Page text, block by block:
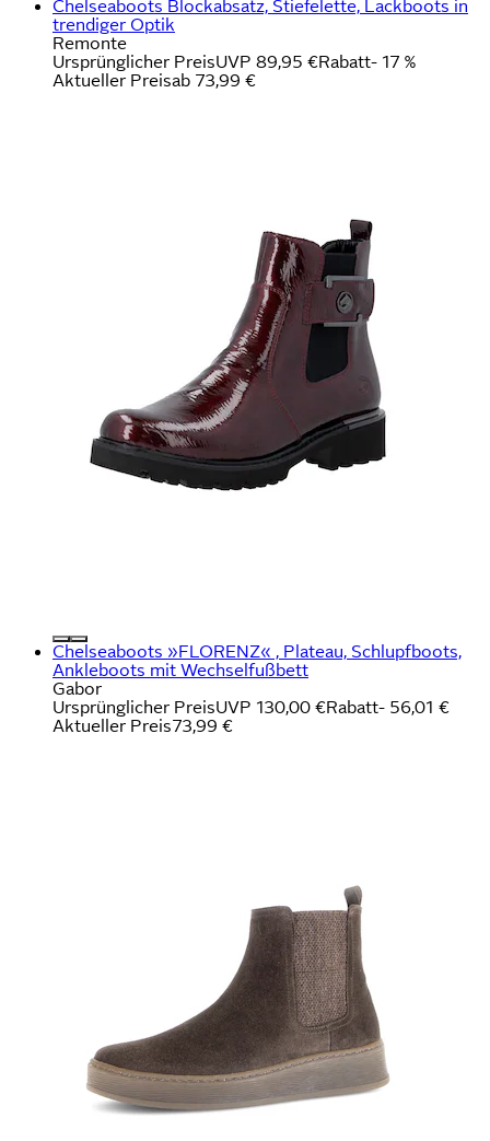
Chelseaboots Blockabsatz, Stiefelette, Lackboots in
trendiger Optik
Remonte
Ursprünglicher PreisUVP 89,95 €Rabatt- 17 %
Aktueller Preisab 73,99 €
Chelseaboots »FLORENZ« , Plateau, Schlupfboots,
Ankleboots mit Wechselfußbett
Gabor
Ursprünglicher PreisUVP 130,00 €Rabatt- 56,01 €
Aktueller Preis73,99 €